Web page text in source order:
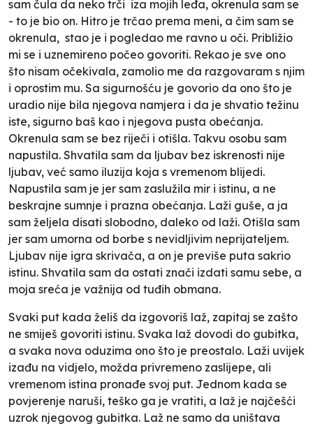
sam čula da neko trči iza mojih leđa, okrenula sam se
- to je bio on. Hitro je trčao prema meni, a čim sam se
okrenula, stao je i pogledao me ravno u oči. Približio
mi se i uznemireno počeo govoriti. Rekao je sve ono
što nisam očekivala, zamolio me da razgovaram s njim
i oprostim mu. Sa sigurnošću je govorio da ono što je
uradio nije bila njegova namjera i da je shvatio težinu
iste, sigurno baš kao i njegova pusta obećanja.
Okrenula sam se bez riječi i otišla. Takvu osobu sam
napustila. Shvatila sam da ljubav bez iskrenosti nije
ljubav, već samo iluzija koja s vremenom blijedi.
Napustila sam je jer sam zaslužila mir i istinu, a ne
beskrajne sumnje i prazna obećanja. Laži guše, a ja
sam željela disati slobodno, daleko od laži. Otišla sam
jer sam umorna od borbe s nevidljivim neprijateljem.
Ljubav nije igra skrivača, a on je previše puta sakrio
istinu. Shvatila sam da ostati znači izdati samu sebe, a
moja sreća je važnija od tuđih obmana.
Svaki put kada želiš da izgovoriš laž, zapitaj se zašto
ne smiješ govoriti istinu. Svaka laž dovodi do gubitka,
a svaka nova oduzima ono što je preostalo. Laži uvijek
izađu na vidjelo, možda privremeno zaslijepe, ali
vremenom istina pronađe svoj put. Jednom kada se
povjerenje naruši, teško ga je vratiti, a laž je najčešći
uzrok njegovog gubitka. Laž ne samo da uništava